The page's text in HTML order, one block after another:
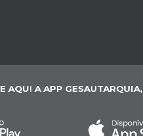
AQUI A APP GESAUTARQUIA,